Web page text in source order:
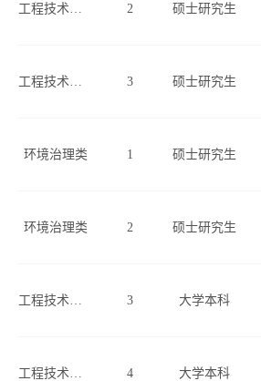
2 硕士研究生
3 硕士研究生
环境治理类 1 硕士研究生
环境治理类 2 硕士研究生
3 大学本科
4 大学本科